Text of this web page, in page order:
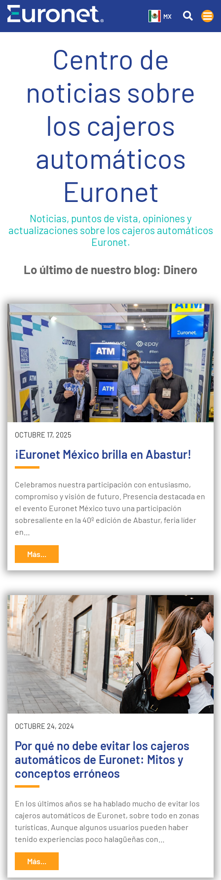
MX
Centro de
noticias sobre
los cajeros
automáticos
Euronet
Noticias, puntos de vista, opiniones y
actualizaciones sobre los cajeros automáticos
Euronet.
Lo último de nuestro blog: Dinero
OCTUBRE 17, 2025
¡Euronet México brilla en Abastur!
Celebramos nuestra participación con entusiasmo,
compromiso y visión de futuro. Presencia destacada en
el evento Euronet México tuvo una participación
sobresaliente en la 40º edición de Abastur, feria líder
en…
Más...
OCTUBRE 24, 2024
Por qué no debe evitar los cajeros
automáticos de Euronet: Mitos y
conceptos erróneos
En los últimos años se ha hablado mucho de evitar los
cajeros automáticos de Euronet, sobre todo en zonas
turísticas. Aunque algunos usuarios pueden haber
tenido experiencias poco halagüeñas con…
Más...